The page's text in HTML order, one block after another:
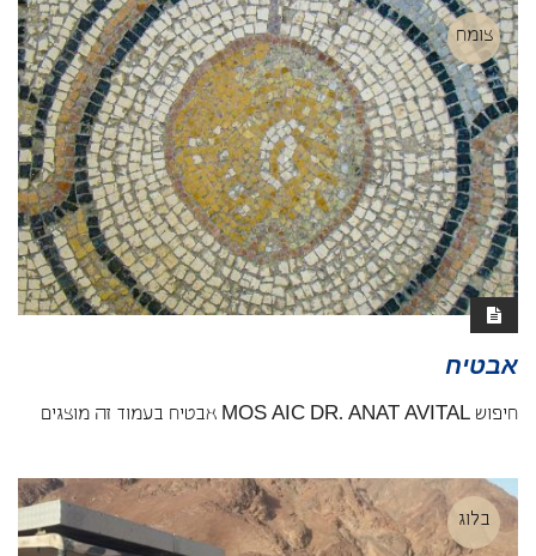
צומח
אבטיח
חיפוש MOS AIC DR. ANAT AVITAL אבטיח בעמוד זה מוצגים
בלוג